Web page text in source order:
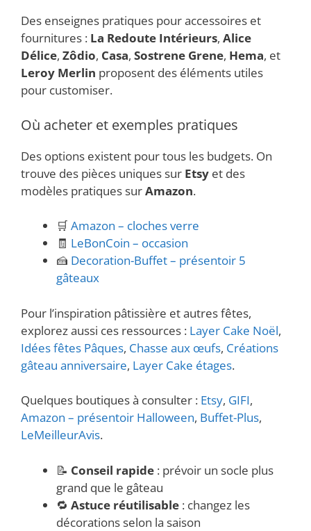
Des enseignes pratiques pour accessoires et
fournitures : La Redoute Intérieurs, Alice
Délice, Zôdio, Casa, Sostrene Grene, Hema, et
Leroy Merlin proposent des éléments utiles
pour customiser.
Où acheter et exemples pratiques
Des options existent pour tous les budgets. On
trouve des pièces uniques sur Etsy et des
modèles pratiques surAmazon.
🛒 Amazon – cloches verre
🧾 LeBonCoin – occasion
🍰 Decoration-Buffet – présentoir 5
gâteaux
Pour l’inspiration pâtissière et autres fêtes,
explorez aussi ces ressources : Layer Cake Noël,
Idées fêtes Pâques, Chasse aux œufs, Créations
gâteau anniversaire, Layer Cake étages.
Quelques boutiques à consulter : Etsy, GIFI,
Amazon – présentoir Halloween, Buffet-Plus,
LeMeilleurAvis.
📝 Conseil rapide : prévoir un socle plus
grand que le gâteau
🔁 Astuce réutilisable : changez les
décorations selon la saison